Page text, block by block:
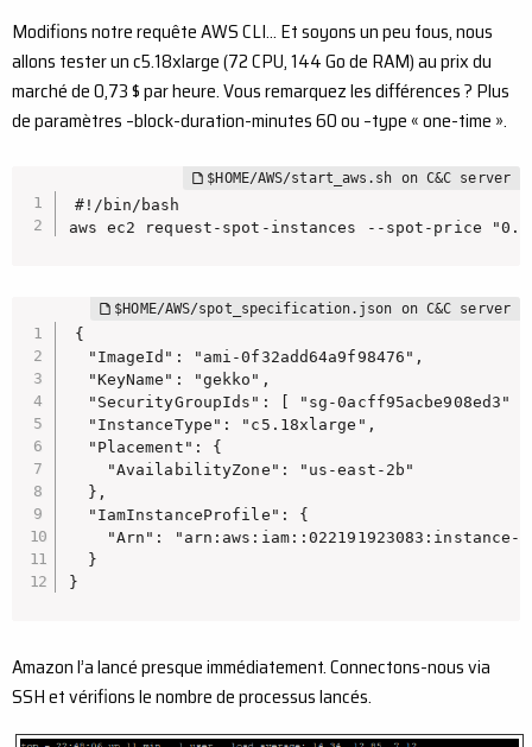
Modifions notre requête AWS CLI… Et soyons un peu fous, nous
allons tester un c5.18xlarge (72 CPU, 144 Go de RAM) au prix du
marché de 0,73 $ par heure. Vous remarquez les différences ? Plus
de paramètres –block-duration-minutes 60 ou –type « one-time ».
#!/bin/bash
aws ec2 request-spot-instances --spot-price
{
  "ImageId": "ami-0f32add64a9f98476",
  "KeyName": "gekko",
"SecurityGroupIds": [ "sg-0acff95acbe908ed3"
  "InstanceType": "c5.18xlarge",
  "Placement": {
    "AvailabilityZone": "us-east-2b"
  },
  "IamInstanceProfile": {
"Arn": "arn:aws:iam::022191923083:instance-
  }
}
Amazon l’a lancé presque immédiatement. Connectons-nous via
SSH et vérifions le nombre de processus lancés.